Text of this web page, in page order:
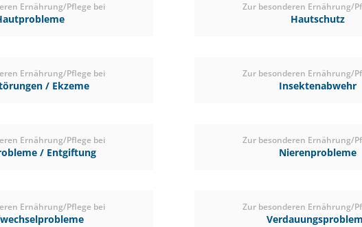
Ernährung/Pflege bei Zur besonderen Ernährung/
Hautschutz
Ernährung/Pflege bei
/ Ekzeme
Zur besonderen Ernährung/
Insektenabwehr
Ernährung/Pflege bei
/ Entgiftung
Zur besonderen Ernährung/
Nierenprobleme
Ernährung/Pflege bei Zur besonderen Ernährung/